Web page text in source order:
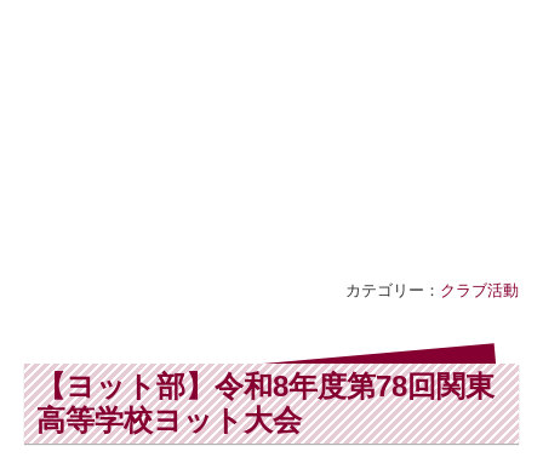
カテゴリー： クラブ活動
【ヨット部】令和8年度第78回関東
高等学校ヨット大会